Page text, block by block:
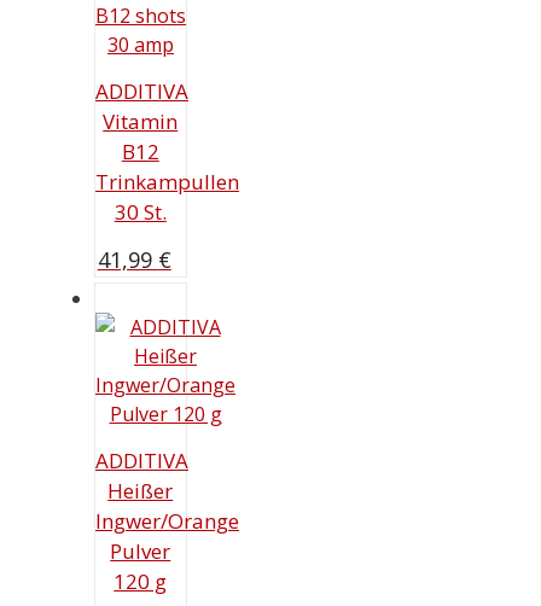
ADDITIVA
Vitamin
B12
Trinkampullen
30 St.
41,99 €
ADDITIVA
Heißer
Ingwer/Orange
Pulver
120 g